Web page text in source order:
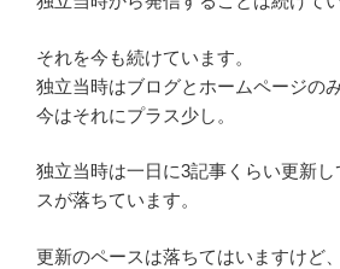
それを今も続けています。
独立当時はブログとホームページのみ
今はそれにプラス少し。
独立当時は一日に3記事くらい更新
スが落ちています。
更新のペースは落ちてはいますけど